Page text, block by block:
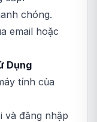
chóng.
email hoặc
Dụng
tính của
và đăng nhập